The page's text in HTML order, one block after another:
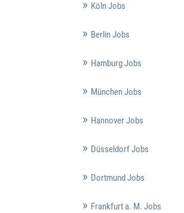
Köln Jobs
Berlin Jobs
Hamburg Jobs
München Jobs
Hannover Jobs
Düsseldorf Jobs
Dortmund Jobs
Frankfurt a. M. Jobs